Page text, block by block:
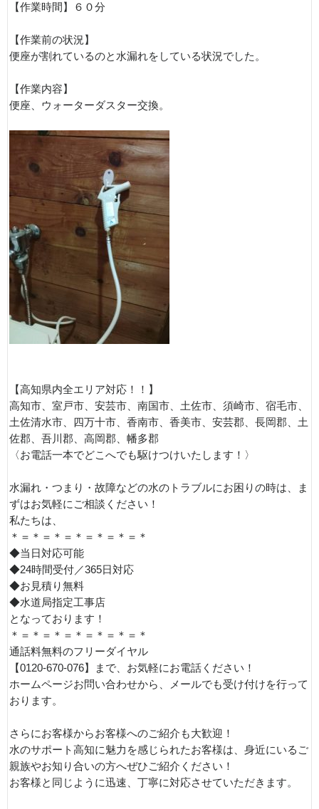
【作業時間】６０分
【作業前の状況】
便座が割れているのと水漏れをしている状況でした。
【作業内容】
便座、ウォーターダスター交換。
【高知県内全エリア対応！！】
高知市、室戸市、安芸市、南国市、土佐市、須崎市、宿毛市、
土佐清水市、四万十市、香南市、香美市、安芸郡、長岡郡、土
佐郡、吾川郡、高岡郡、幡多郡
〈お電話一本でどこへでも駆けつけいたします！〉
水漏れ・つまり・故障などの水のトラブルにお困りの時は、ま
ずはお気軽にご相談ください！
私たちは、
＊＝＊＝＊＝＊＝＊＝＊＝＊
◆当日対応可能
◆24時間受付／365日対応
◆お見積り無料
◆水道局指定工事店
となっております！
＊＝＊＝＊＝＊＝＊＝＊＝＊
通話料無料のフリーダイヤル
【0120-670-076】まで、お気軽にお電話ください！
ホームページお問い合わせから、メールでも受け付けを行って
おります。
さらにお客様からお客様へのご紹介も大歓迎！
水のサポート高知に魅力を感じられたお客様は、身近にいるご
親族やお知り合いの方へぜひご紹介ください！
お客様と同じように迅速、丁寧に対応させていただきます。